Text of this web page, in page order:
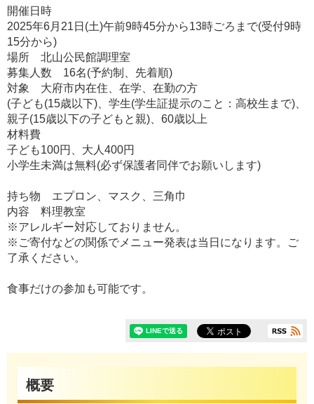
開催日時
2025年6月21日(土)午前9時45分から13時ごろまで(受付9時
15分から)
場所 北山公民館調理室
募集人数 16名(予約制、先着順)
対象 大府市内在住、在学、在勤の方
(子ども(15歳以下)、学生(学生証提示のこと：高校生まで)、
親子(15歳以下の子どもと親)、60歳以上
材料費
子ども100円、大人400円
小学生未満は無料(必ず保護者同伴でお願いします)
持ち物 エプロン、マスク、三角巾
内容 料理教室
※アレルギー対応しておりません。
※ご寄付などの関係でメニュー発表は当日になります。ご
了承ください。
食事だけの参加も可能です。
概要